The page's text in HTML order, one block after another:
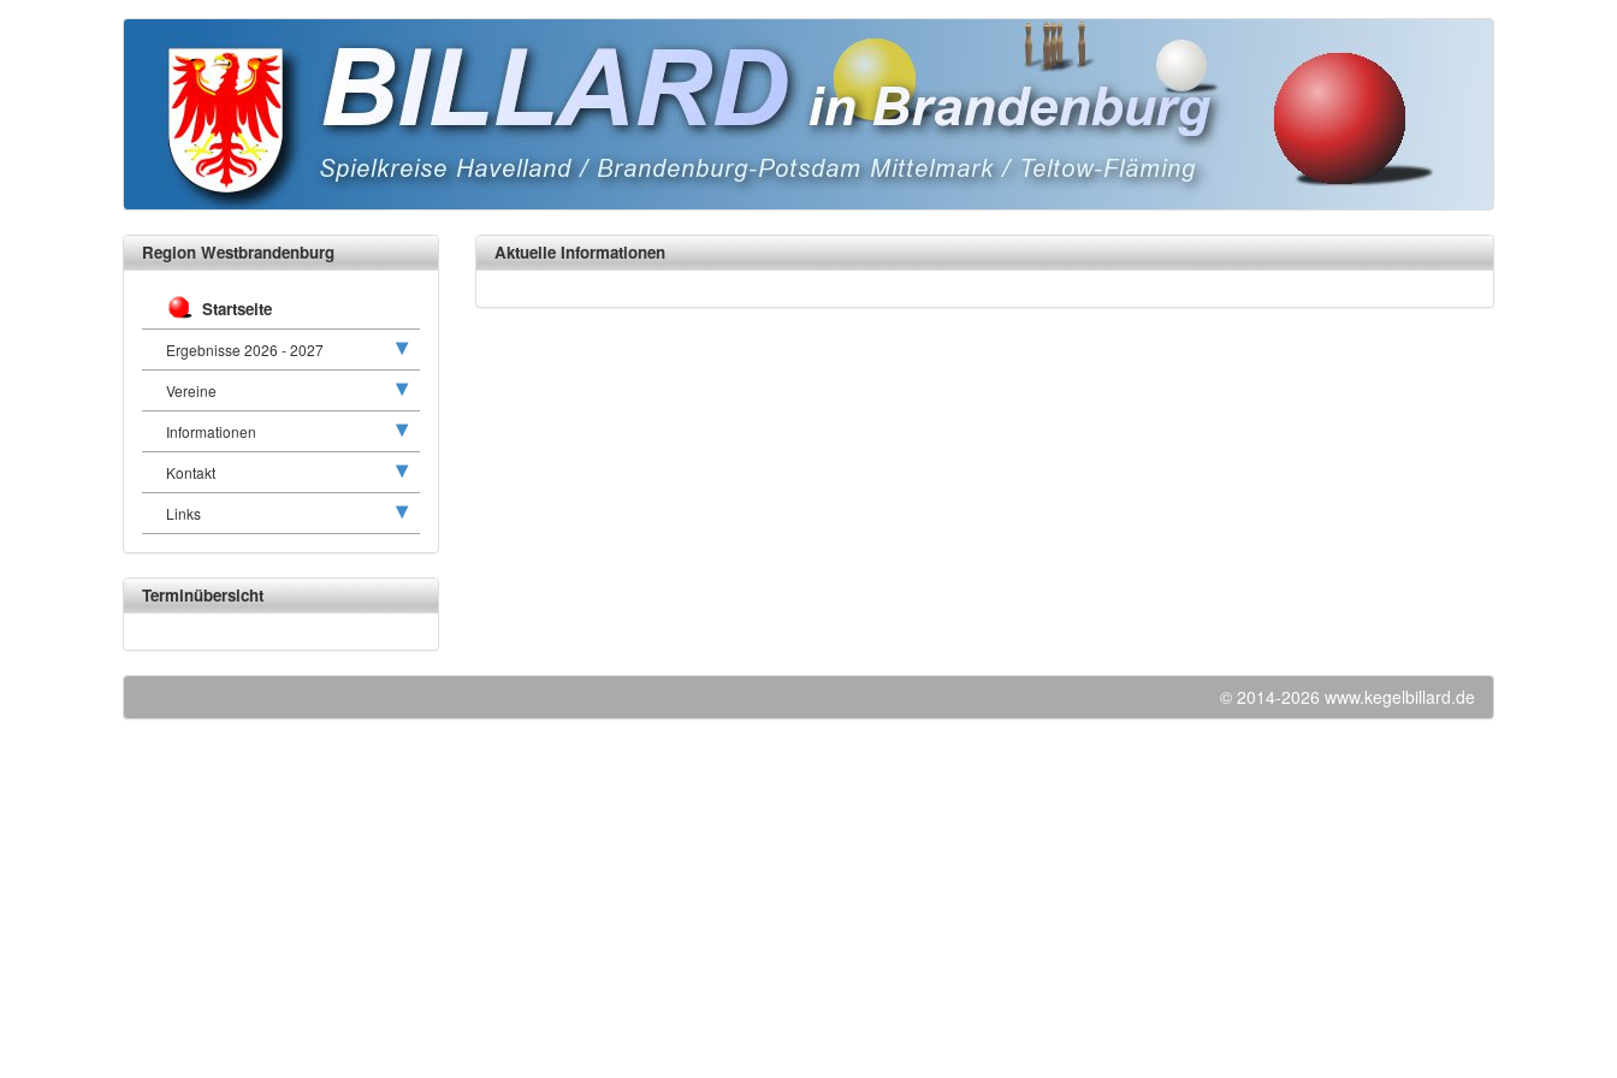
Region Westbrandenburg
Startseite
Ergebnisse 2026 - 2027
Vereine
Informationen
Kontakt
Links
Terminübersicht
Aktuelle Informationen
© 2014-2026 www.kegelbillard.de